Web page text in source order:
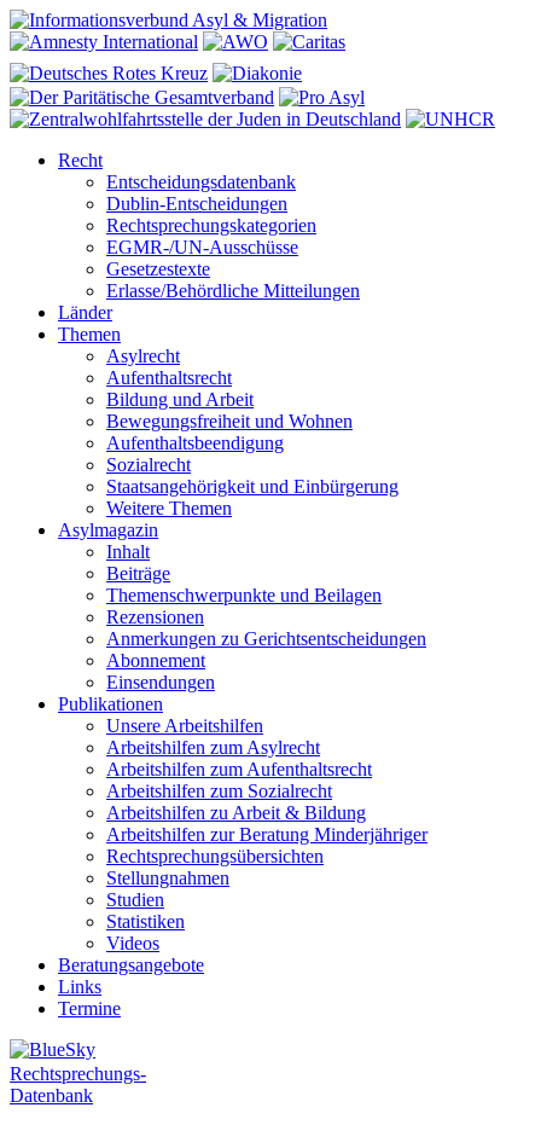
Recht
Entscheidungsdatenbank
Dublin-Entscheidungen
Rechtsprechungskategorien
EGMR-/UN-Ausschüsse
Gesetzestexte
Erlasse/Behördliche Mitteilungen
Länder
Themen
Asylrecht
Aufenthaltsrecht
Bildung und Arbeit
Bewegungsfreiheit und Wohnen
Aufenthaltsbeendigung
Sozialrecht
Staatsangehörigkeit und Einbürgerung
Weitere Themen
Asylmagazin
Inhalt
Beiträge
Themenschwerpunkte und Beilagen
Rezensionen
Anmerkungen zu Gerichtsentscheidungen
Abonnement
Einsendungen
Publikationen
Unsere Arbeitshilfen
Arbeitshilfen zum Asylrecht
Arbeitshilfen zum Aufenthaltsrecht
Arbeitshilfen zum Sozialrecht
Arbeitshilfen zu Arbeit & Bildung
Arbeitshilfen zur Beratung Minderjähriger
Rechtsprechungsübersichten
Stellungnahmen
Studien
Statistiken
Videos
Beratungsangebote
Links
Termine
Rechtsprechungs-
Datenbank